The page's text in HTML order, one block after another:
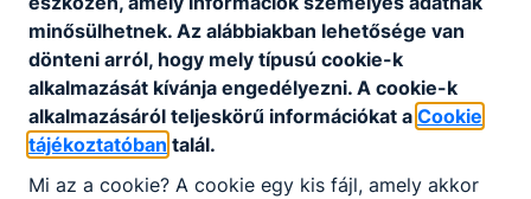
amennyiben igazolatlan mulasztásainak száma
eléri a 6 foglalkozást;
ha szakképzési munkaszerződéssel duális
szakmai oktatásban vesz részt,
a tanulói jogviszony szünetelése esetén.
Jelentkezési lap/pályázati adatlap: -
minősülhetnek. Az alábbiakban lehetősége van
dönteni arról, hogy mely típusú cookie-k
alkalmazását kívánja engedélyezni. A cookie-k
alkalmazásáról teljeskörű információkat a Cookie
tájékoztatóban talál.
Mi az a cookie? A cookie egy kis fájl, amely akkor